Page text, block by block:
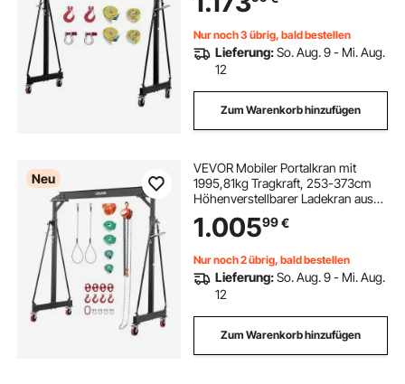
Laufkatze & 360° Lenkrollen mit
Werkstatt
Nur noch 3 übrig, bald bestellen
Lieferung:So. Aug. 9 - Mi. Aug.
12
Zum Warenkorb hinzufügen
Neu
VEVOR Mobiler Portalkran mit
1995,81kg Tragkraft, 253-373cm
Höhenverstellbarer Ladekran aus
Stahl, Werkstattkran mit Manueller
Laufkatze Hebezeug & 360°
Werkstatt
1.00599€
Nur noch 2 übrig, bald bestellen
Lieferung:So. Aug. 9 - Mi. Aug.
12
Zum Warenkorb hinzufügen